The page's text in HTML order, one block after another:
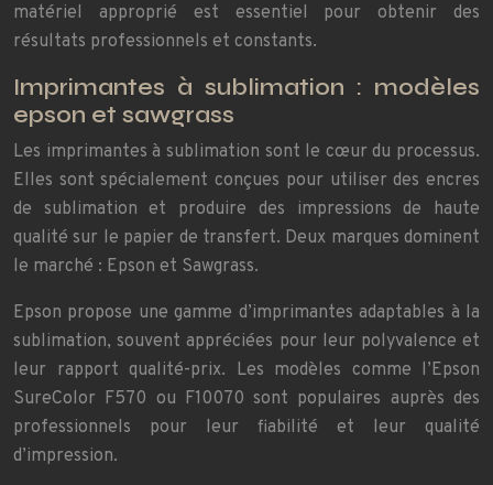
matériel approprié est essentiel pour obtenir des
résultats professionnels et constants.
Imprimantes à sublimation : modèles
epson et sawgrass
Les imprimantes à sublimation sont le cœur du processus.
Elles sont spécialement conçues pour utiliser des encres
de sublimation et produire des impressions de haute
qualité sur le papier de transfert. Deux marques dominent
le marché : Epson et Sawgrass.
Epson propose une gamme d’imprimantes adaptables à la
sublimation, souvent appréciées pour leur polyvalence et
leur rapport qualité-prix. Les modèles comme l’Epson
SureColor F570 ou F10070 sont populaires auprès des
professionnels pour leur fiabilité et leur qualité
d’impression.